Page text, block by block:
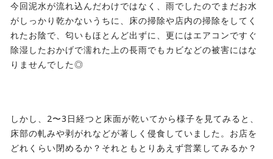
今回泥水が流れ込んだわけではなく、雨でしたのでまだお水
がしっかり乾かないうちに、床の掃除や店内の掃除をしてく
れたお陰で、匂いもほとんど出ずに、更にはエアコンですぐ
除湿したおかげで濡れた上の長雨でもカビなどの被害にはな
りませんでした◎
しかし、2〜3日経つと床面が乾いてから様子を見てみると、
床部の軋みや剥がれなどが著しく侵食していました。お店を
どれくらい閉めるか？それともとりあえず営業してみるか？